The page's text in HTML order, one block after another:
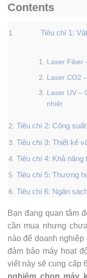
Contents
Tiêu chí 1:
Laser Fiber
Laser CO2
Laser UV –
nhiệt
Tiêu chí 2: Công
Tiêu chí 3: Thiết kế
Tiêu chí 4: Khả
Tiêu chí 5: Thương
Tiêu chí 6: Ngân
Bạn đang quan tâm
cần mua nhưng
nào để doanh
đảm bảo máy hoạt
viết này sẽ cung cấp
nghiệm chọn máy